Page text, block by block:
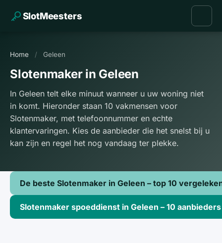
SlotMeesters
Home / Geleen
Slotenmaker in Geleen
In Geleen telt elke minuut wanneer u uw woning niet
in komt. Hieronder staan 10 vakmensen voor
Slotenmaker, met telefoonnummer en echte
klantervaringen. Kies de aanbieder die het snelst bij u
kan zijn en regel het nog vandaag ter plekke.
De beste Slotenmaker in Geleen – top 10
Slotenmaker spoeddienst in Geleen – 10